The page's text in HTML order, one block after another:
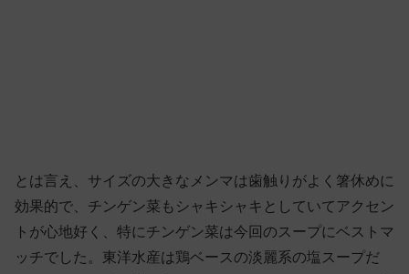
とは言え、サイズの大きなメンマは歯触りがよく箸休めに
効果的で、チンゲン菜もシャキシャキとしていてアクセン
トが心地好く、特にチンゲン菜は今回のスープにベストマ
ッチでした。東洋水産は鶏ベースの淡麗系の塩スープだ